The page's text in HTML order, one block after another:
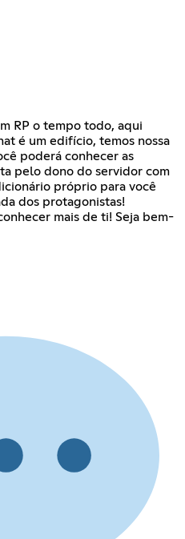
RP o tempo todo, aqui
é um edifício, temos nossa
poderá conhecer as
pelo dono do servidor com
próprio para você
dos protagonistas!
mais de ti! Seja bem-